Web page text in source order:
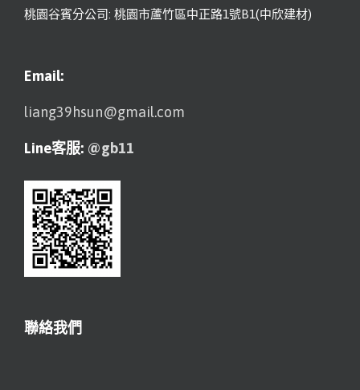
桃園谷賓分公司: 桃園市蘆竹區中正路1號B1(中欣建材)
Email:
liang39hsun@gmail.com
Line客服: @gb11
聯絡我們